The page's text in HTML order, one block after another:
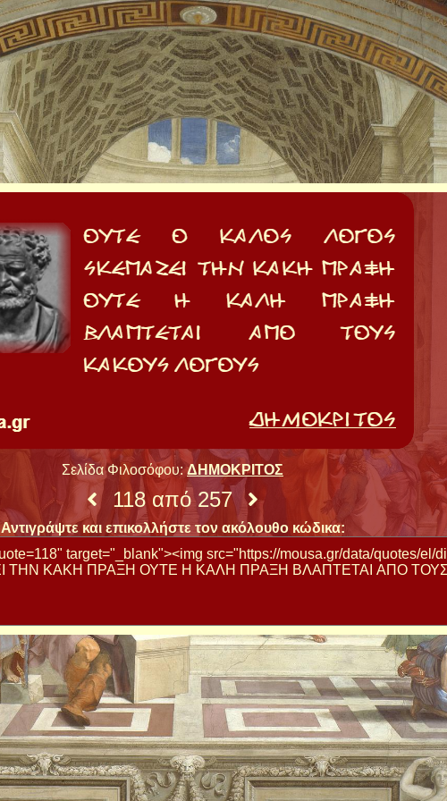
Σελίδα Φιλοσόφου:ΔΗΜΟΚΡΙΤΟΣ
118 από 257
Αντιγράψτε και επικολλήστε τον ακόλουθο κώδικα: